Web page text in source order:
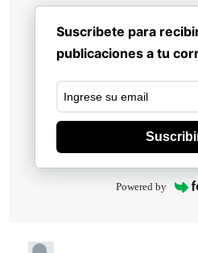
Suscribete para
publicaciones a tu
Powered by